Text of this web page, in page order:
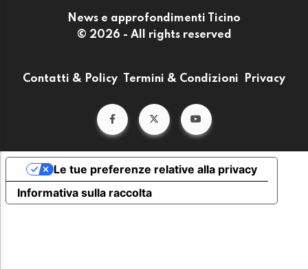
News e approfondimenti Ticino
© 2026 - All rights reserved
Contatti & Policy Termini & Condizioni Privacy
Informativa sulla raccolta
Le tue preferenze relative alla privacy